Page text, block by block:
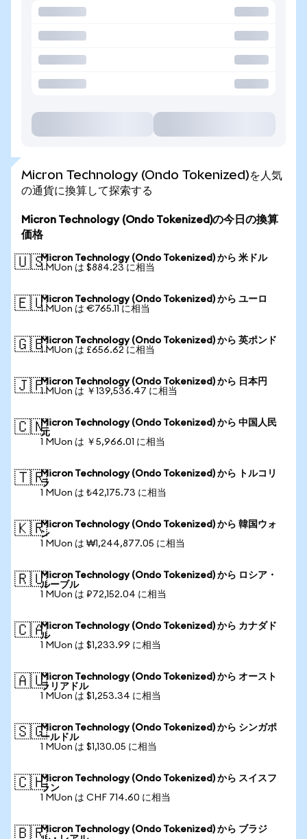
Micron Technology (Ondo Tokenized)を人気
の通貨に換算して探索する
Micron Technology (Ondo Tokenized)の今日の換算
価格
🇺🇸Micron Technology (Ondo Tokenized) から 米ドル
1 MUon は $884.23 に相当
🇪🇺Micron Technology (Ondo Tokenized) から ユーロ
1 MUon は €765.11 に相当
🇬🇧Micron Technology (Ondo Tokenized) から 英ポンド
1 MUon は £656.62 に相当
🇯🇵Micron Technology (Ondo Tokenized) から 日本円
1 MUon は ￥139,536.47 に相当
🇨🇳Micron Technology (Ondo Tokenized) から 中国人民
元
1 MUon は ￥5,966.01 に相当
🇹🇷Micron Technology (Ondo Tokenized) から トルコリ
ラ
1 MUon は ₺42,175.73 に相当
🇰🇷Micron Technology (Ondo Tokenized) から 韓国ウォ
ン
1 MUon は ₩1,244,877.05 に相当
🇷🇺Micron Technology (Ondo Tokenized) から ロシア・
ルーブル
1 MUon は ₽72,152.04 に相当
🇨🇦Micron Technology (Ondo Tokenized) から カナダド
ル
1 MUon は $1,233.99 に相当
🇦🇺Micron Technology (Ondo Tokenized) から オースト
ラリアドル
1 MUon は $1,253.34 に相当
🇸🇬Micron Technology (Ondo Tokenized) から シンガポ
ールドル
1 MUon は $1,130.05 に相当
🇨🇭Micron Technology (Ondo Tokenized) から スイスフ
ラン
1 MUon は CHF 714.60 に相当
🇧🇷Micron Technology (Ondo Tokenized) から ブラジ